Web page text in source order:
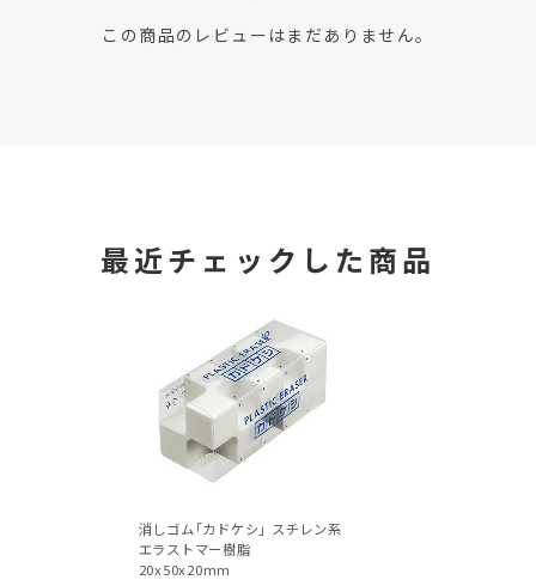
この商品のレビューはまだありません。
最近チェックした商品
消しゴム｢カドケシ｣ スチレン系
エラストマー樹脂
20x50x20mm